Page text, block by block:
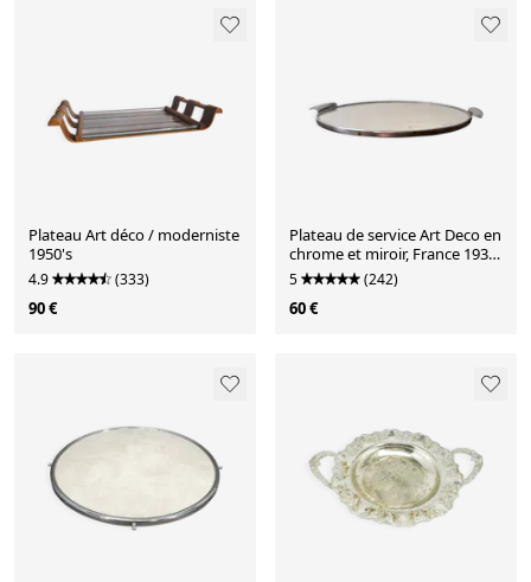
Plateau Art déco / moderniste
1950's
4.9 (333)
90 €
Plateau de service Art Deco en
chrome et miroir, France 1930
/ 40
5 (242)
60 €